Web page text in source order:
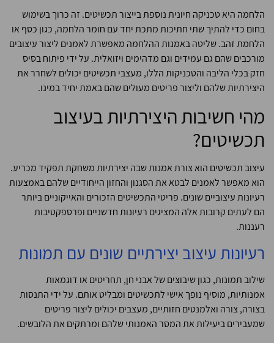
הלחמה היא טכניקה חיונית נוספת בייצור תכשיטים. זה כרוך בשימוש
בחום כדי להתיך שתי חתיכות מתכת יחד עם חומר הלחמה, כגון כסף או
הלחמת זהב. שליטה באמנות ההלחמה מאפשרת לאמנים ליצור עיצובים
מורכבים שהם גם עמידים וגם מדהימים ויזואלית. על ידי פיתוח בסיס
חזק בכלי הליבה והטכניקות הללו, מעצבי תכשיטים יכולים לשחרר את
היצירתיות שלהם וליצור פריטים מעולים שהם באמת יחיד במינו.
מהי חשיבות היצירתיות בעיצוב
תכשיטים?
עיצוב תכשיטים הוא צורת אמנות שבה יצירתיות משחקת תפקיד מכריע.
הוא מאפשר לאמנים לבטא את הסגנון והחזון הייחודיים שלהם באמצעות
רעיונות עיצוביים שונים. פריטי התכשיטים הזכורים והאייקוניים ביותר
הם לעתים קרובות אלה המציגים רעיונות חדשניים ופרספקטיבות
רעננות.
רעיונות עיצוב יצירתיים שונים עם תמונות
שילוב תמונות, כגון שיבוצים של אבני חן, תחריטים או דוגמאות
אמנותיות, מוסיף נופך אישי לתכשיטים ומבליט אותם. על ידי התנסות
בצורה, צורה ואלמנטים חזותיים, מעצבים יכולים ליצור פריטים
שמעבירים ביעילות את המסר האמנותי שלהם ומרתקים את הלובשים.